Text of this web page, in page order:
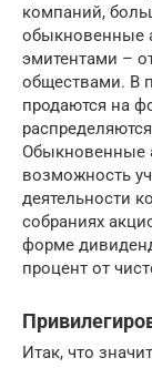
компаний,
обыкновенные
эмитентами –
обществами. В
продаются на
Обыкновенные
возможность
деятельности
собраниях
форме
процент от
Итак, что